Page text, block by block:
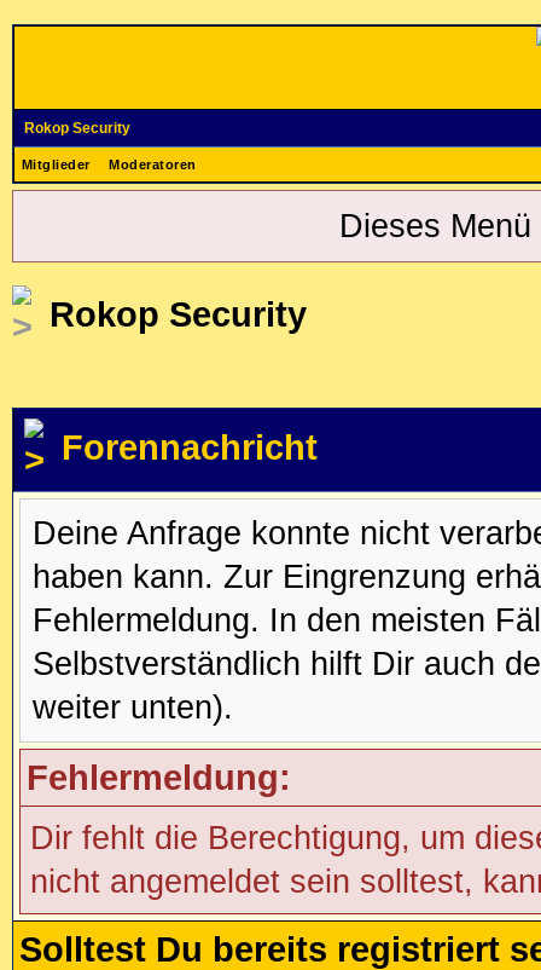
Rokop Security
Mitglieder Moderatoren
Dieses
Rokop Security
Forennachricht
Deine Anfrage konnte nicht
haben kann. Zur Eingrenzung
Fehlermeldung. In den meisten
Selbstverständlich hilft Dir auch
weiter unten).
Fehlermeldung:
Dir fehlt die Berechtigung, um
nicht angemeldet sein solltest,
Solltest Du bereits registriert